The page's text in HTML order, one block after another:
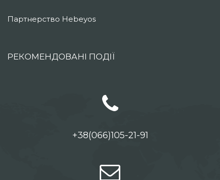
Партнерство Hebeyos
РЕКОМЕНДОВАНІ ПОДІЇ
+38(066)105-21-91